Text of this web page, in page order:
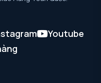
Youtube